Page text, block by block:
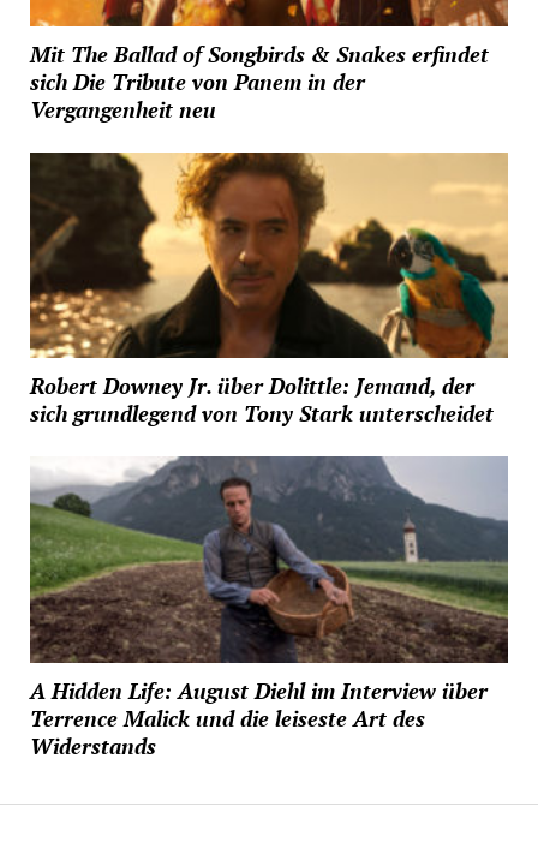
Mit The Ballad of Songbirds & Snakes erfindet
sich Die Tribute von Panem in der
Vergangenheit neu
Robert Downey Jr. über Dolittle: Jemand, der
sich grundlegend von Tony Stark unterscheidet
A Hidden Life: August Diehl im Interview über
Terrence Malick und die leiseste Art des
Widerstands